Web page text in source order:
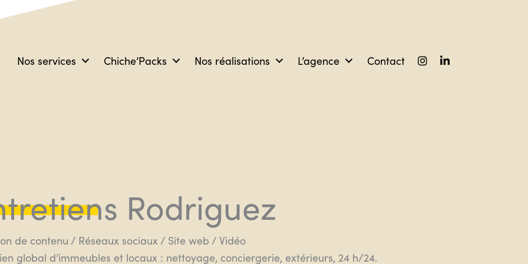
Nos services
Chiche’Packs Nos réalisations L’agence Contact
Rodriguez
de contenu / Réseaux sociaux / Site web / Vidéo
global d’immeubles et locaux : nettoyage, conciergerie, extérieurs, 24 h/24.